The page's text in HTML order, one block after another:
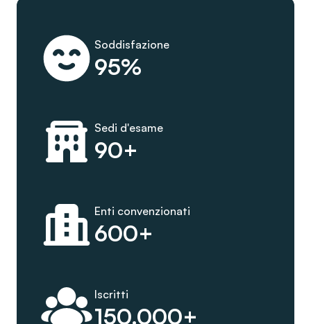
95%
Soddisfazione
90+
Sedi d'esame
600+
Enti convenzionati
150.000+
Iscritti